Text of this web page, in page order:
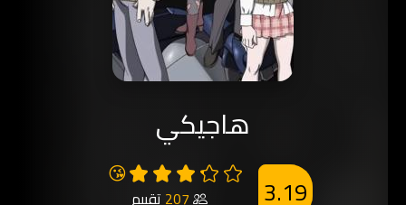
هاجيكي
😘
207 تقييم 3.19